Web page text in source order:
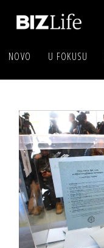
NOVO U FOKUSU